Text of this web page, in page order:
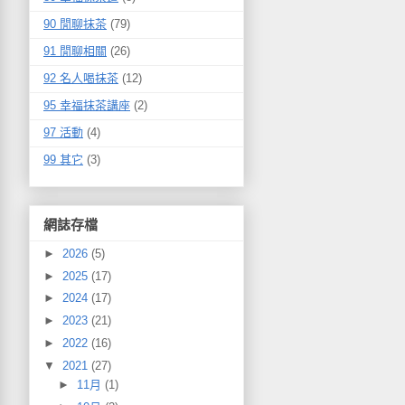
90 閒聊抹茶 (79)
91 閒聊相關 (26)
92 名人喝抹茶 (12)
95 幸福抹茶講座 (2)
97 活動 (4)
99 其它 (3)
網誌存檔
► 2026 (5)
► 2025 (17)
► 2024 (17)
► 2023 (21)
► 2022 (16)
▼ 2021 (27)
► 11月 (1)